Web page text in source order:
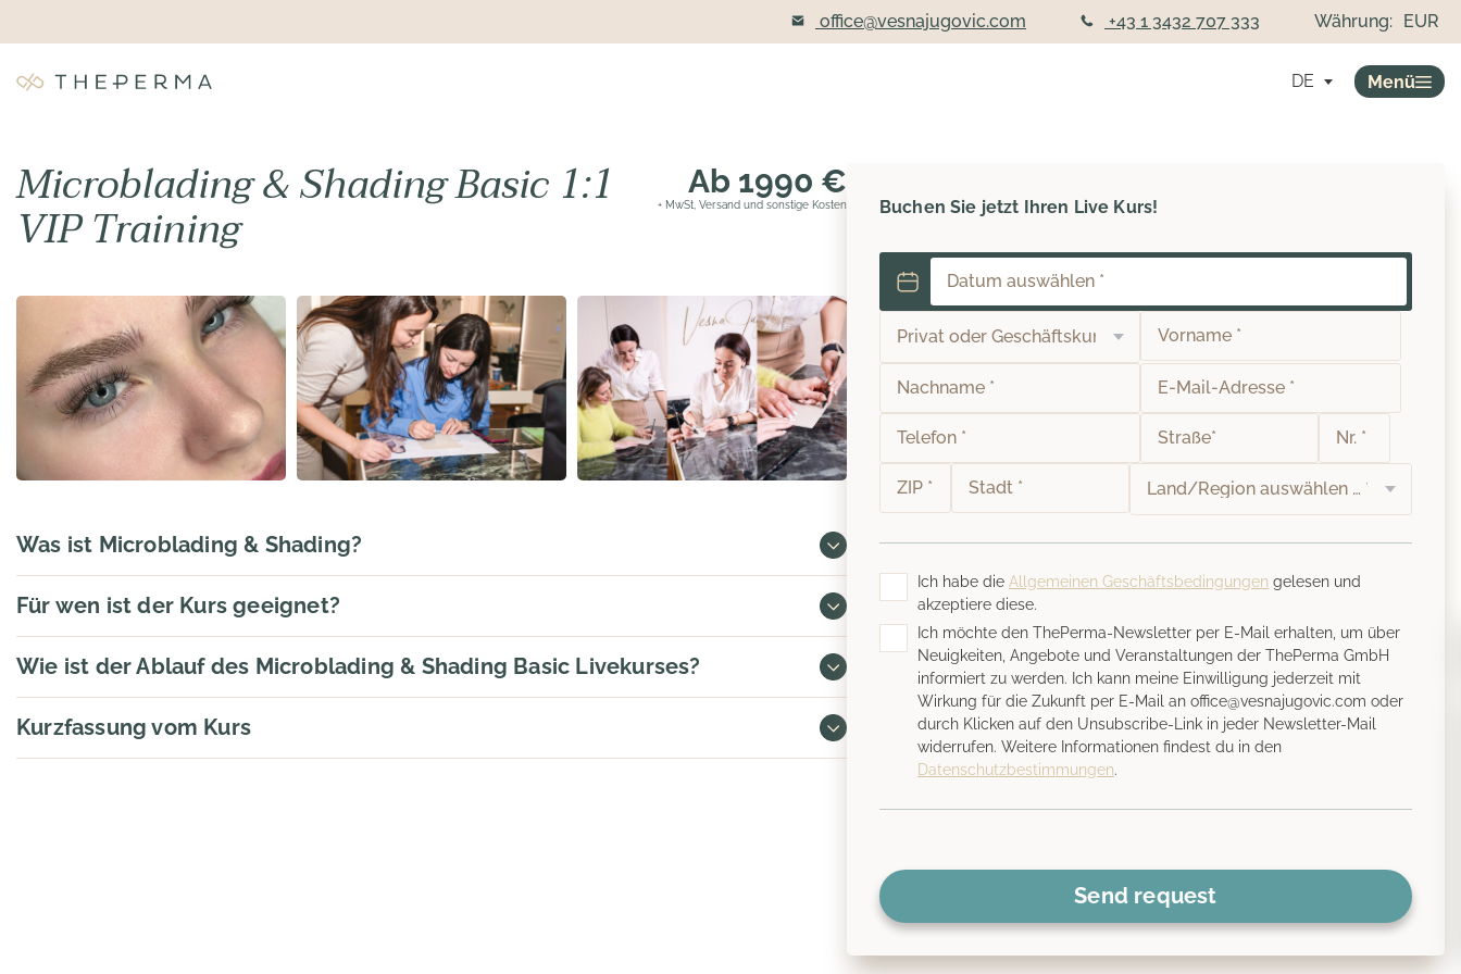
office@vesnajugovic.com +43 1 3432 707 333 Währung: EUR
DE Menü
Microblading & Shading Basic 1:1
VIP Training
Ab 1990 €
+ MwSt, Versand und sonstige Kosten
Was ist Microblading & Shading?
Für wen ist der Kurs geeignet?
Wie ist der Ablauf des Microblading & Shading Basic Livekurses?
Kurzfassung vom Kurs
Buchen Sie jetzt Ihren Live Kurs!
Ich habe die Allgemeinen Geschäftsbedingungen gelesen und
akzeptiere diese.
Ich möchte den ThePerma-Newsletter per E-Mail erhalten, um über
Neuigkeiten, Angebote und Veranstaltungen der ThePerma GmbH
informiert zu werden. Ich kann meine Einwilligung jederzeit mit
Wirkung für die Zukunft per E-Mail an office@vesnajugovic.com oder
durch Klicken auf den Unsubscribe-Link in jeder Newsletter-Mail
widerrufen. Weitere Informationen findest du in den
Datenschutzbestimmungen.
Send request